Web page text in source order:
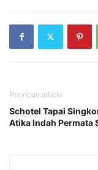
Previous article
Schotel Tapai
Atika Indah Permata